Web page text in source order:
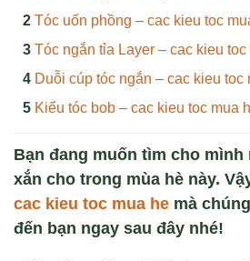
Tóc uốn phồng – cac kieu toc
Tóc ngắn tỉa Layer – cac kieu toc
Duỗi cúp tóc ngắn – cac kieu toc
Kiểu tóc bob – cac kieu toc mua
Bạn đang muốn tìm cho
xắn cho trong mùa hè này.
cac kieu toc mua he mà
đến bạn ngay sau đây nhé!